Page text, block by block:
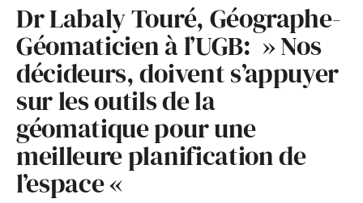
Dr Labaly Touré, Géographe-
Géomaticien à l’UGB: » Nos
décideurs, doivent s’appuyer
sur les outils de la
géomatique pour une
meilleure planification de
l’espace «